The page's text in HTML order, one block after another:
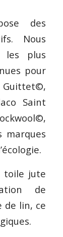
des
Nous
les plus
pour
Saint
marques
toile jute
de
de lin, ce